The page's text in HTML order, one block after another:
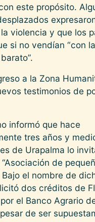
este propósito.
violencia y que los
si no vendían “con
a la Zona
testimonios de
informó que hace
tres años y
de Urapalma lo
de
el nombre de
dos créditos de
el Banco Agrario
de ser